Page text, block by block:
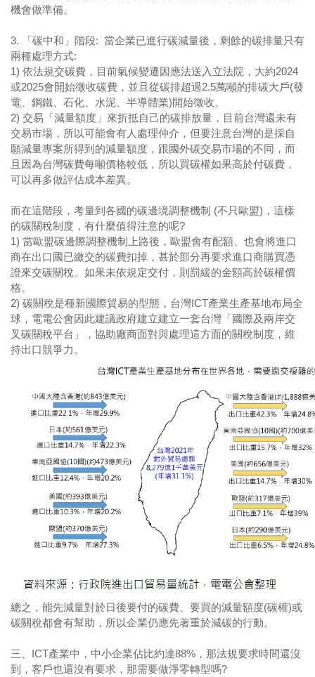
機會做準備。
3. 「碳中和」階段: 當企業已進行碳減量後，剩餘的碳排量只有
兩種處理方式:
1) 依法規交碳費，目前氣候變遷因應法送入立法院，大約2024
或2025會開始徵收碳費，並且從碳排超過2.5萬噸的排碳大戶(發
電、鋼鐵、石化、水泥、半導體業)開始徵收。
2) 交易「減量額度」來折抵自己的碳排放量，目前台灣還未有
交易市場，所以可能會有人處理仲介，但要注意台灣的是採自
願減量專案所得到的減量額度，跟國外碳交易市場的不同，而
且因為台灣碳費每噸價格較低，所以買碳權如果高於付碳費，
可以再多做評估成本差異。
而在這階段，考量到各國的碳邊境調整機制 (不只歐盟)，這樣
的碳關稅制度，有什麼值得注意的呢?
1) 當歐盟碳邊際調整機制上路後，歐盟會有配額、也會將進口
商在出口國已繳交的碳費扣掉，甚於部分再要求進口商購買憑
證來交碳關稅。如果未依規定交付，則罰緩的金額高於碳權價
格。
2) 碳關稅是種新國際貿易的型態，台灣ICT產業生產基地布局全
球，電電公會因此建議政府建立建立一套台灣「國際及兩岸交
叉碳關稅平台」，協助廠商面對與處理這方面的關稅制度，維
持出口競爭力。
總之，能先減量對於日後要付的碳費、要買的減量額度(碳權)或
碳關稅都會有幫助，所以企業仍應先著重於減碳的行動。
三、ICT產業中，中小企業佔比約達88%，那法規要求時間還沒
到，客戶也還沒有要求，那需要做淨零轉型嗎?